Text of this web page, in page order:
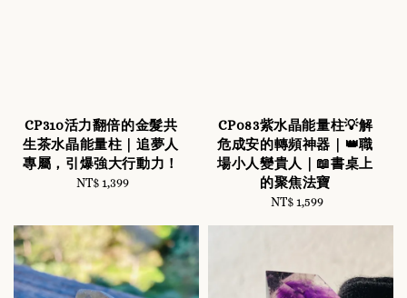
CP310活力翻倍的金髮共
生茶水晶能量柱｜追夢人
專屬，引爆強大行動力！
Regular
NT$ 1,399
CP083紫水晶能量柱💡解
危成安的轉頻神器｜👑職
場小人變貴人｜📖書桌上
的聚焦法寶
Regular
NT$ 1,599